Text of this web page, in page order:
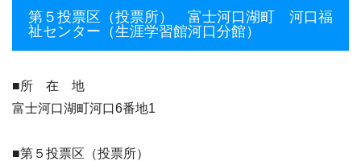
第５投票区（投票所） 富士河口湖町 河口福
祉センター（生涯学習館河口分館）
■所 在 地
富士河口湖町河口6番地1
■第５投票区（投票所）